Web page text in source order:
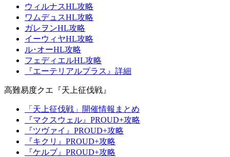
ウィルナスHL攻略
ワムデュスHL攻略
ガレヲンHL攻略
イーウィヤHL攻略
ル･オーHL攻略
フェディエルHL攻略
『エーテリアルプラス』詳細
高難易度クエ『天上征伐戦』
「天上征伐戦」開催情報まとめ
『マクスウェル』PROUD+攻略
『ツヴァイ』PROUD+攻略
『キクリ』PROUD+攻略
『ケルブ』PROUD+攻略